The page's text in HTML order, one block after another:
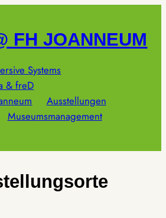
FH JOANNEUM
Systems
& freD
Ausstellungen
Museumsmanagement